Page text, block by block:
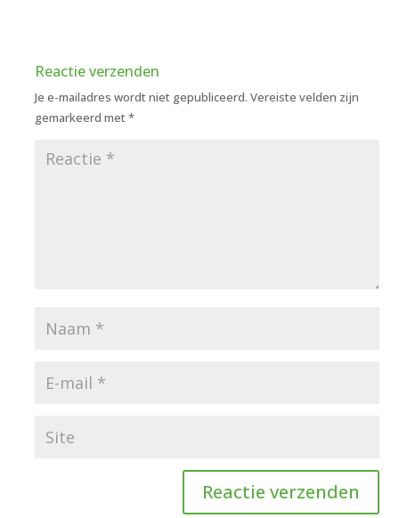
Reactie verzenden
Je e-mailadres wordt niet gepubliceerd. Vereiste velden zijn
gemarkeerd met*